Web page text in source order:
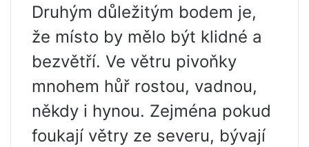
Druhým důležitým bodem je,
že místo by mělo být klidné a
bezvětří. Ve větru pivoňky
mnohem hůř rostou, vadnou,
někdy i hynou. Zejména pokud
foukají větry ze severu, bývají